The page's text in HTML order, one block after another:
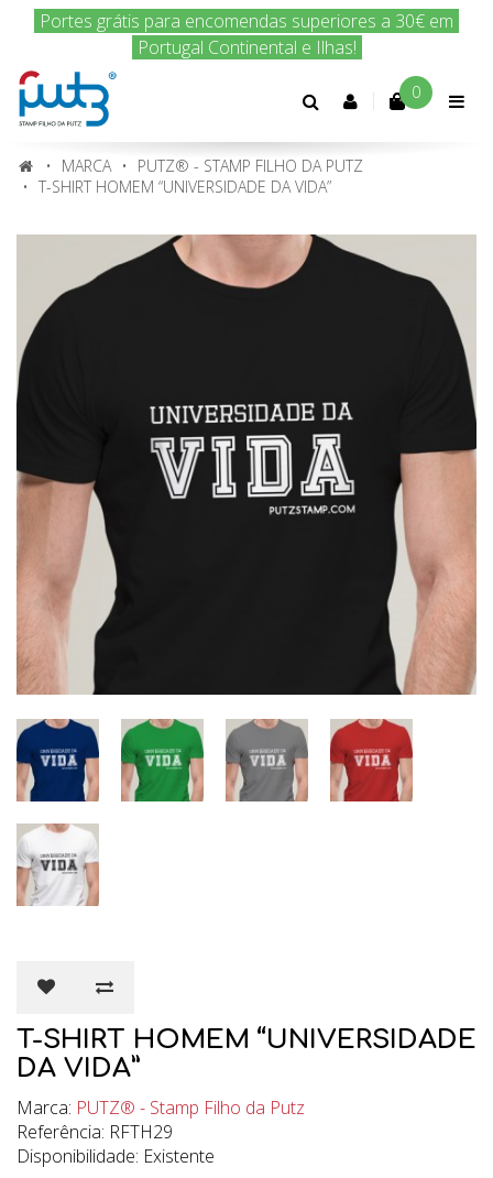
Encomenda hoje e nós enviamos amanhã!
Conta 0
MARCA
PUTZ® - STAMP FILHO DA PUTZ
T-SHIRT HOMEM “UNIVERSIDADE DA VIDA”
T-SHIRT HOMEM “UNIVERSIDADE
DA VIDA”
Marca: PUTZ® - Stamp Filho da Putz
Referência: RFTH29
Disponibilidade: Existente